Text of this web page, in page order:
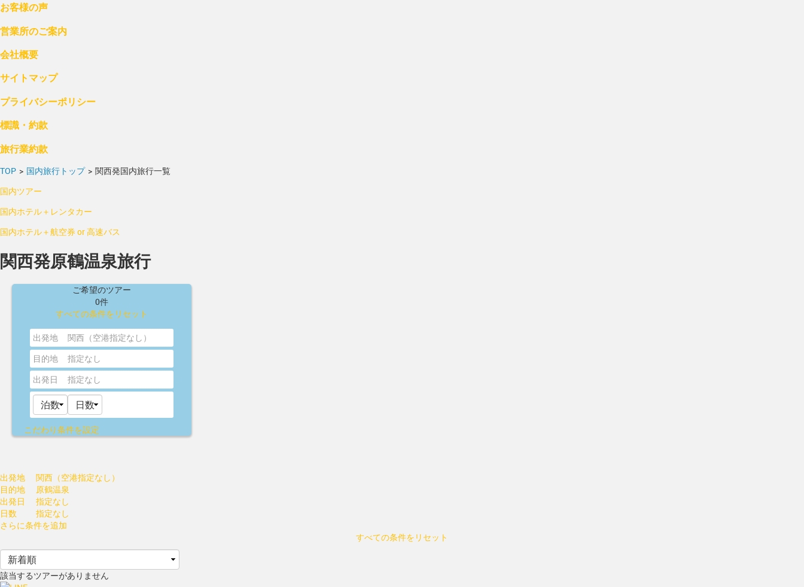
お客様の声
営業所のご案内
会社概要
サイトマップ
プライバシーポリシー
標識・約款
旅行業約款
TOP > 国内旅行トップ > 関西発国内旅行一覧
国内ツアー
国内ホテル＋レンタカー
国内ホテル＋航空券 or 高速バス
関西発原鶴温泉旅行
ご希望のツアー
0件
すべての条件をリセット
出発地
関西（空港指定なし）
目的地
指定なし
出発日
指定なし
こだわり条件を設定
出発地
関西（空港指定なし）
目的地
原鶴温泉
出発日
指定なし
日数
指定なし
さらに条件を追加
すべての条件をリセット
該当するツアーがありません